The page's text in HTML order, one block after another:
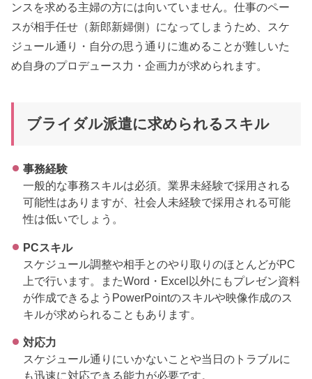
ンスを求める主婦の方には向いていません。仕事のペー
スが相手任せ（新郎新婦側）になってしまうため、スケ
ジュール通り・自分の思う通りに進めることが難しいた
め自身のプロデュース力・企画力が求められます。
ブライダル派遣に求められるスキル
事務経験
一般的な事務スキルは必須。業界未経験で採用される
可能性はありますが、社会人未経験で採用される可能
性は低いでしょう。
PCスキル
スケジュール調整や相手とのやり取りのほとんどがPC
上で行います。またWord・Excel以外にもプレゼン資料
が作成できるようPowerPointのスキルや映像作成のス
キルが求められることもあります。
対応力
スケジュール通りにいかないことや当日のトラブルに
も迅速に対応できる能力が必要です。